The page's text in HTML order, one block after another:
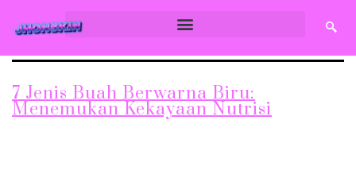
7 Jenis Buah Berwarna Biru:
Menemukan Kekayaan Nutrisi